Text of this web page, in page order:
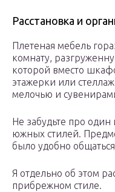
Расстановка и
Плетеная мебель
комнату,
которой вместо
этажерки или
мелочью и
Не забудьте про один
южных стилей.
было удобно
Я отдельно об этом
прибрежном стиле.